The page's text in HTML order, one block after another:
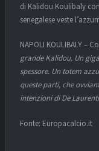
di Kalidou Koulibaly
senegalese veste
NAPOLI KOULIBALY –
grande Kalidou. Un
spessore. Un totem
queste parti, che
intenzioni di De
Fonte: Europacalcio.it